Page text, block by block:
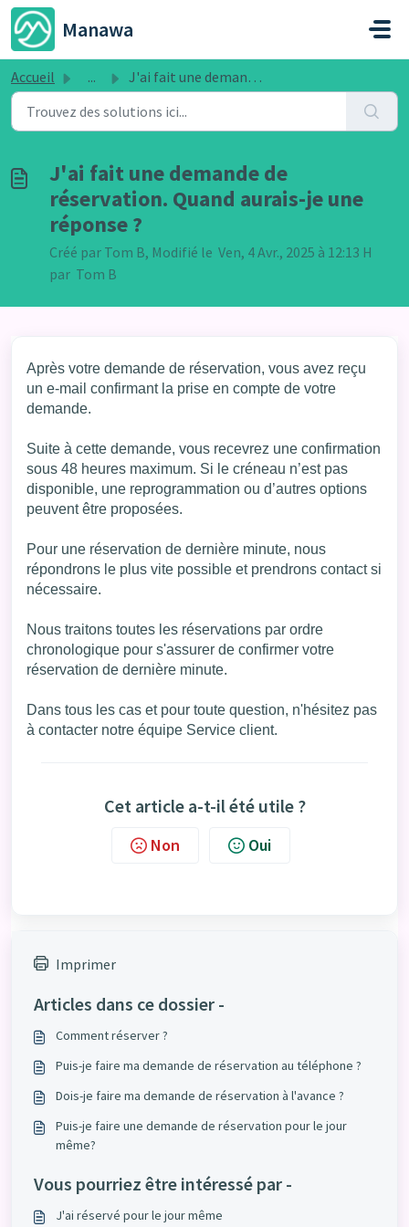
Passer au contenu principal
Manawa
Accueil ... J'ai fait une demande de réservation. Quand aurais-je...
J'ai fait une demande de
réservation. Quand aurais-je une
réponse ?
Créé par Tom B, Modifié le Ven, 4 Avr., 2025 à 12:13 H
par Tom B
Après votre demande de réservation, vous avez reçu
un e-mail confirmant la prise en compte de votre
demande.
Suite à cette demande, vous recevrez une confirmation
sous 48 heures maximum. Si le créneau n’est pas
disponible, une reprogrammation ou d’autres options
peuvent être proposées.
Pour une réservation de dernière minute, nous
répondrons le plus vite possible et prendrons contact si
nécessaire.
Nous traitons toutes les réservations par ordre
chronologique pour s'assurer de confirmer votre
réservation de dernière minute.
Dans tous les cas et pour toute question, n'hésitez pas
à contacter notre équipe Service client.
Cet article a-t-il été utile ?
Non Oui
Imprimer
Articles dans ce dossier -
Comment réserver ?
Puis-je faire ma demande de réservation au téléphone ?
Dois-je faire ma demande de réservation à l'avance ?
Puis-je faire une demande de réservation pour le jour
même?
Vous pourriez être intéressé par -
J'ai réservé pour le jour même